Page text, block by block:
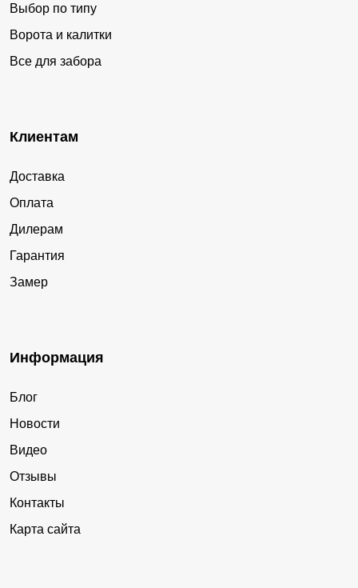
Выбор по типу
Ворота и калитки
Все для забора
Клиентам
Доставка
Оплата
Дилерам
Гарантия
Замер
Информация
Блог
Новости
Видео
Отзывы
Контакты
Карта сайта